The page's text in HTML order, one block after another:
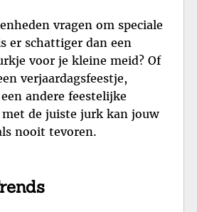
vragen om speciale
er schattiger dan een
voor je kleine meid? Of
verjaardagsfeestje,
andere feestelijke
met de juiste jurk kan jouw
nooit tevoren.